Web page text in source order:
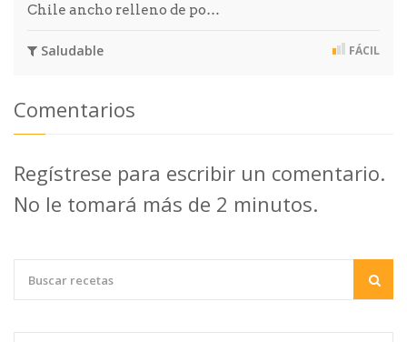
Chile ancho relleno de po…
Saludable FÁCIL
Comentarios
Regístrese para escribir un comentario.
No le tomará más de 2 minutos.